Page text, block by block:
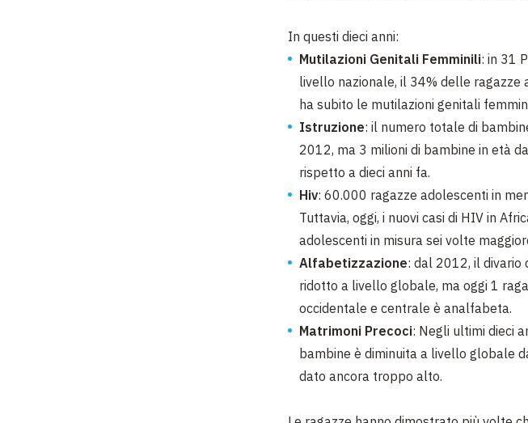
In questi dieci anni:
Mutilazioni Genitali Femminili: in 31
livello nazionale, il 34% delle ragazze
ha subito le mutilazioni genitali
Istruzione: il numero totale di
2012, ma 3 milioni di bambine in età
rispetto a dieci anni fa.
Hiv: 60.000 ragazze adolescenti in
Tuttavia, oggi, i nuovi casi di HIV in
adolescenti in misura sei volte
Alfabetizzazione: dal 2012, il divario
ridotto a livello globale, ma oggi 1
occidentale e centrale è analfabeta.
Matrimoni Precoci: Negli ultimi dieci
bambine è diminuita a livello globale
dato ancora troppo alto.